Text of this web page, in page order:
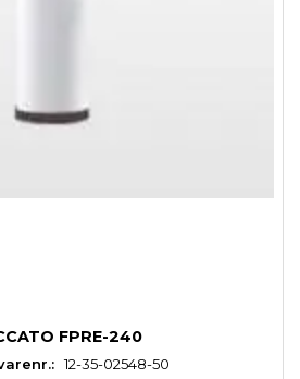
FPRE-240
12-35-02548-50